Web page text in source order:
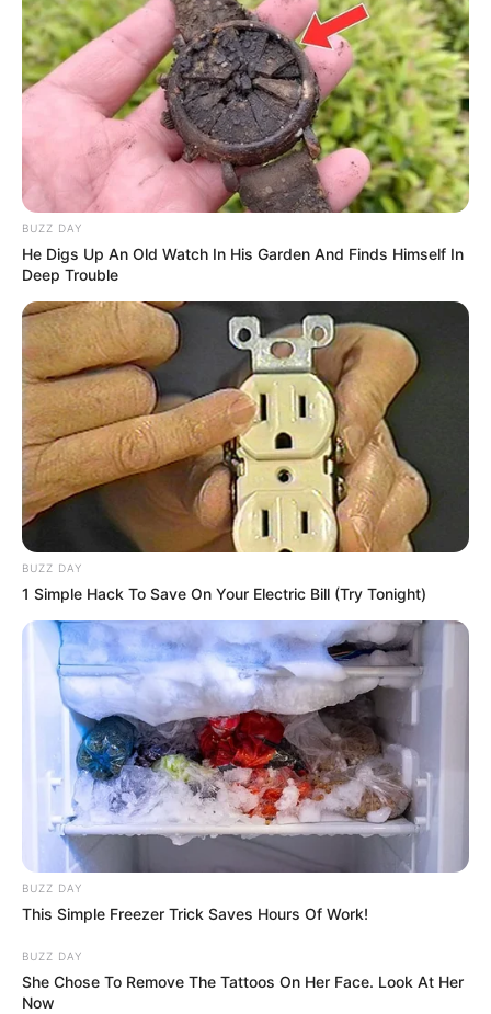
BUZZ DAY
He Digs Up An Old Watch In His Garden And Finds Himself In
Deep Trouble
BUZZ DAY
1 Simple Hack To Save On Your Electric Bill (Try Tonight)
BUZZ DAY
This Simple Freezer Trick Saves Hours Of Work!
BUZZ DAY
She Chose To Remove The Tattoos On Her Face. Look At Her
Now